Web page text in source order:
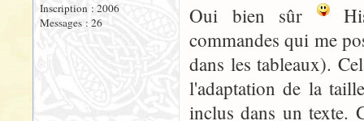
Inscription : 2006
Messages : 26
Oui bien sûr
commandes qui me
dans les tableaux).
l'adaptation de la
inclus dans un texte.